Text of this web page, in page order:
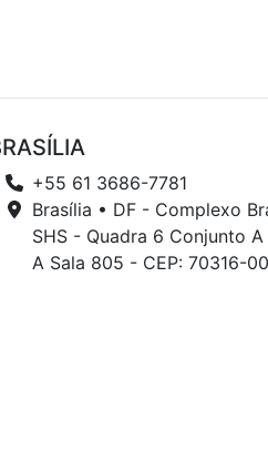
+55 61 3686-7781
Brasília • DF - Complexo
SHS - Quadra 6 Conjunto
A Sala 805 - CEP: 70316-